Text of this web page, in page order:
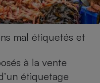
mal étiquetés et
à la vente
étiquetage